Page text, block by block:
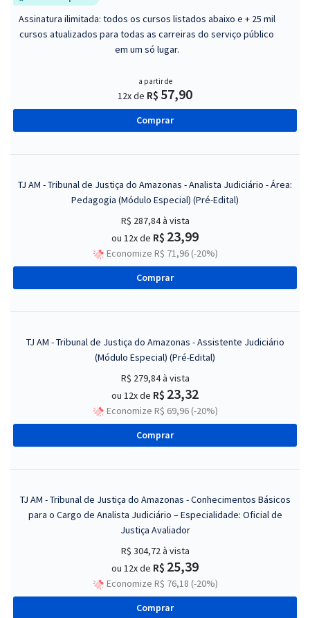
Assinatura ilimitada: todos os cursos listados abaixo e + 25 mil
cursos atualizados para todas as carreiras do serviço público
em um só lugar.
a partir de
12x de R$ 57,90
Comprar
TJ AM - Tribunal de Justiça do Amazonas - Analista Judiciário - Área:
Pedagogia (Módulo Especial) (Pré-Edital)
R$ 287,84à vista
ou 12x de R$ 23,99
Economize R$ 71,96 (-20%)
Comprar
TJ AM - Tribunal de Justiça do Amazonas - Assistente Judiciário
(Módulo Especial) (Pré-Edital)
R$ 279,84à vista
ou 12x de R$ 23,32
Economize R$ 69,96 (-20%)
Comprar
TJ AM - Tribunal de Justiça do Amazonas - Conhecimentos Básicos
para o Cargo de Analista Judiciário – Especialidade: Oficial de
Justiça Avaliador
R$ 304,72à vista
ou 12x de R$ 25,39
Economize R$ 76,18 (-20%)
Comprar